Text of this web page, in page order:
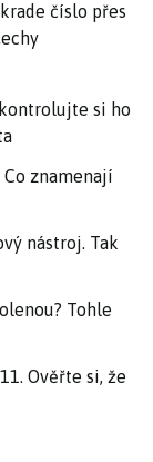
číslo přes
si ho
znamenají
nástroj. Tak
Tohle
Ověřte si, že